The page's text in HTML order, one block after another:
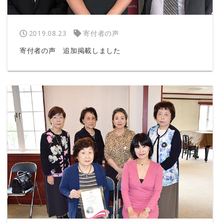
2019.08.23
寄付者の声
寄付者の声 追加掲載しました